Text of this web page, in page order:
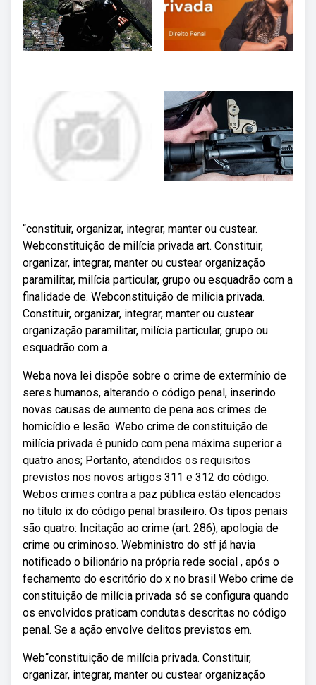
“constituir, organizar, integrar, manter ou custear.
Webconstituição de milícia privada art. Constituir,
organizar, integrar, manter ou custear organização
paramilitar, milícia particular, grupo ou esquadrão com a
finalidade de. Webconstituição de milícia privada.
Constituir, organizar, integrar, manter ou custear
organização paramilitar, milícia particular, grupo ou
esquadrão com a.
Weba nova lei dispõe sobre o crime de extermínio de
seres humanos, alterando o código penal, inserindo
novas causas de aumento de pena aos crimes de
homicídio e lesão. Webo crime de constituição de
milícia privada é punido com pena máxima superior a
quatro anos; Portanto, atendidos os requisitos
previstos nos novos artigos 311 e 312 do código.
Webos crimes contra a paz pública estão elencados
no título ix do código penal brasileiro. Os tipos penais
são quatro: Incitação ao crime (art. 286), apologia de
crime ou criminoso. Webministro do stf já havia
notificado o bilionário na própria rede social , após o
fechamento do escritório do x no brasil Webo crime de
constituição de milícia privada só se configura quando
os envolvidos praticam condutas descritas no código
penal. Se a ação envolve delitos previstos em.
Web“constituição de milícia privada. Constituir,
organizar, integrar, manter ou custear organização